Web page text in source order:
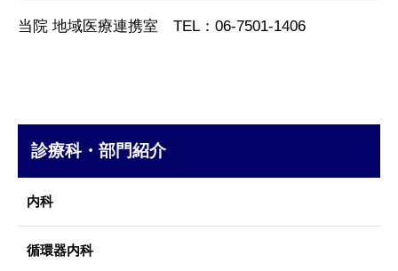
当院 地域医療連携室 TEL：06-7501-1406
診療科・部門紹介
内科
循環器内科